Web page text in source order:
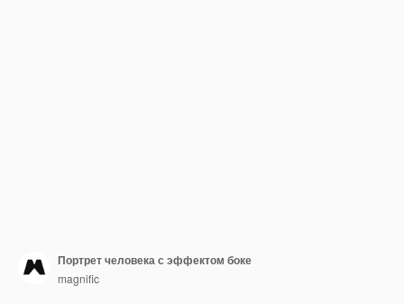
Портрет человека с эффектом боке
magnific